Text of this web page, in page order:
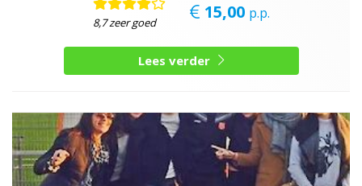
8,7 zeer goed 15,00 p.p.
Lees verder